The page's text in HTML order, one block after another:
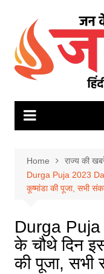
content
Home
राज्य की
Durga Puja 2023
कूष्मांडा की पूजा, सभी
Durga Puja
के चौथे दिन
की पूजा, सभी